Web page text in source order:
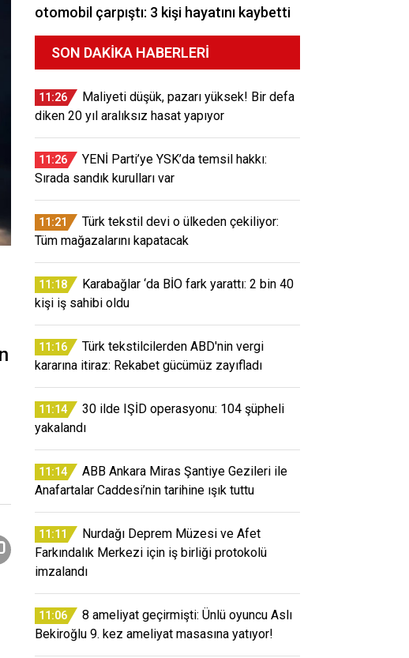
otomobil çarpıştı: 3 kişi hayatını kaybetti
SON DAKIKA HABERLERI
11:26
Maliyeti düşük, pazarı yüksek! Bir defa
diken 20 yıl aralıksız hasat yapıyor
11:26
YENİ Parti’ye YSK’da temsil hakkı:
Sırada sandık kurulları var
11:21
Türk tekstil devi o ülkeden çekiliyor:
Tüm mağazalarını kapatacak
11:18
Karabağlar ‘da BİO fark yarattı: 2 bin 40
kişi iş sahibi oldu
11:16
Türk tekstilcilerden ABD'nin vergi
kararına itiraz: Rekabet gücümüz zayıfladı
11:14
30 ilde IŞİD operasyonu: 104 şüpheli
yakalandı
11:14
ABB Ankara Miras Şantiye Gezileri ile
Anafartalar Caddesi’nin tarihine ışık tuttu
11:11
Nurdağı Deprem Müzesi ve Afet
Farkındalık Merkezi için iş birliği protokolü
imzalandı
11:06
8 ameliyat geçirmişti: Ünlü oyuncu Aslı
Bekiroğlu 9. kez ameliyat masasına yatıyor!